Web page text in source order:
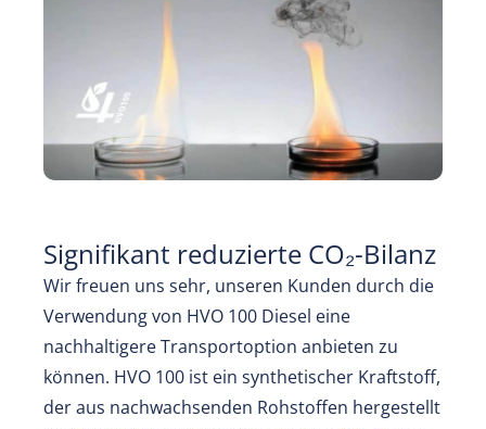
Signifikant reduzierte CO₂-Bilanz
Wir freuen uns sehr, unseren Kunden durch die
Verwendung von HVO 100 Diesel eine
nachhaltigere Transportoption anbieten zu
können. HVO 100 ist ein synthetischer Kraftstoff,
der aus nachwachsenden Rohstoffen hergestellt